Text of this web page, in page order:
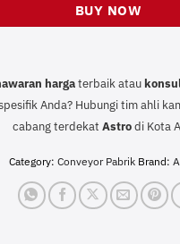
BUY NOW
hargaterbaik atau
Anda? Hubungi tim ahli
cabang terdekat Astrodi Kota
Category: Conveyor Pabrik Brand: